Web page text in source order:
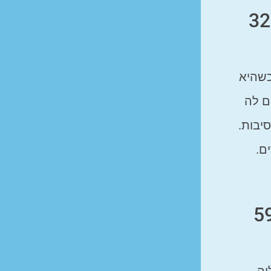
איך תכשיטי יוקרה ישפרו לך את ההופעה? התשובה של יעלה, בת 32
לה
לך את ההופעה? התשובה של מירי, בת 59